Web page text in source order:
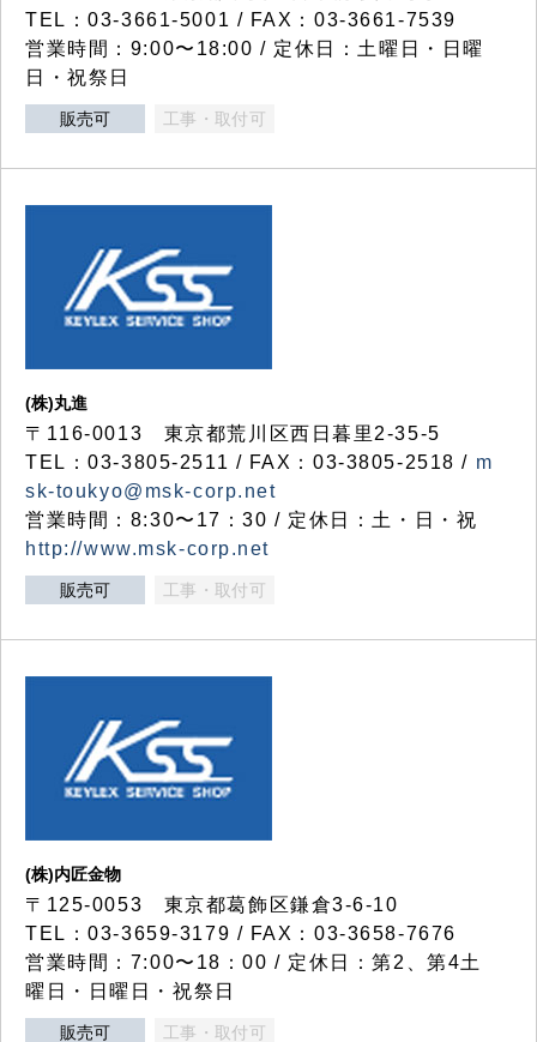
TEL：03-3661-5001 / FAX：03-3661-7539
営業時間：9:00〜18:00 / 定休日：土曜日・日曜
日・祝祭日
販売可 工事・取付可
(株)丸進
〒116-0013 東京都荒川区西日暮里2-35-5
TEL：03-3805-2511 / FAX：03-3805-2518 / m
sk-toukyo@msk-corp.net
営業時間：8:30〜17：30 / 定休日：土・日・祝
http://www.msk-corp.net
販売可 工事・取付可
(株)内匠金物
〒125-0053 東京都葛飾区鎌倉3-6-10
TEL：03-3659-3179 / FAX：03-3658-7676
営業時間：7:00〜18：00 / 定休日：第2、第4土
曜日・日曜日・祝祭日
販売可 工事・取付可